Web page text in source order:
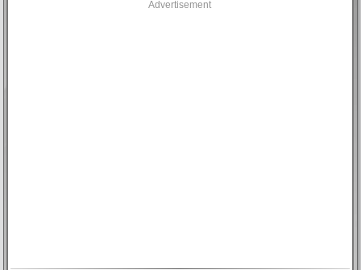
Advertisement